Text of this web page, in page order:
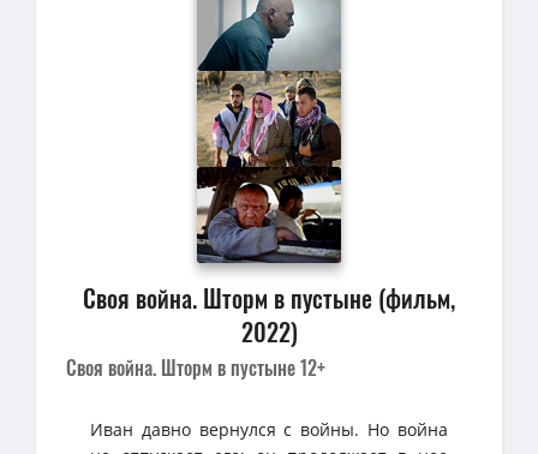
Своя война. Шторм в пустыне (фильм,
2022)
Своя война. Шторм в пустыне 12+
Иван давно вернулся с войны. Но война